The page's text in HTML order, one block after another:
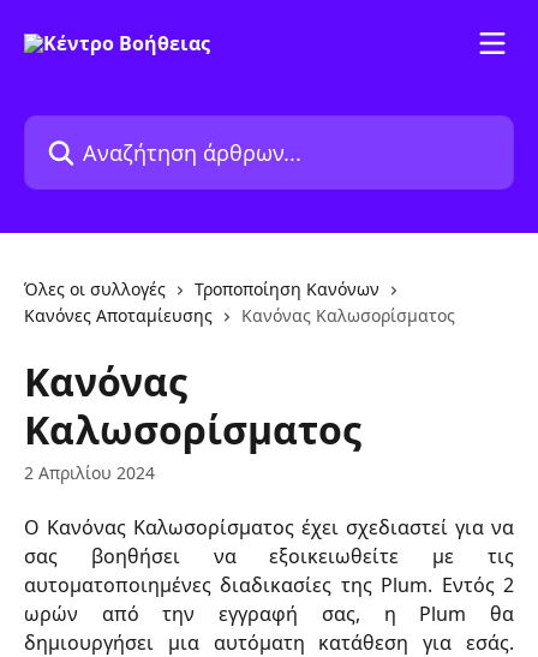
Αναζήτηση άρθρων...
Όλες οι συλλογές
Τροποποίηση Κανόνων
Κανόνες Αποταμίευσης
Κανόνας Καλωσορίσματος
Κανόνας
Καλωσορίσματος
2 Απριλίου 2024
Ο Κανόνας Καλωσορίσματος έχει σχεδιαστεί για να
σας βοηθήσει να εξοικειωθείτε με τις
αυτοματοποιημένες διαδικασίες της Plum. Εντός 2
ωρών από την εγγραφή σας, η Plum θα
δημιουργήσει μια αυτόματη κατάθεση για εσάς.